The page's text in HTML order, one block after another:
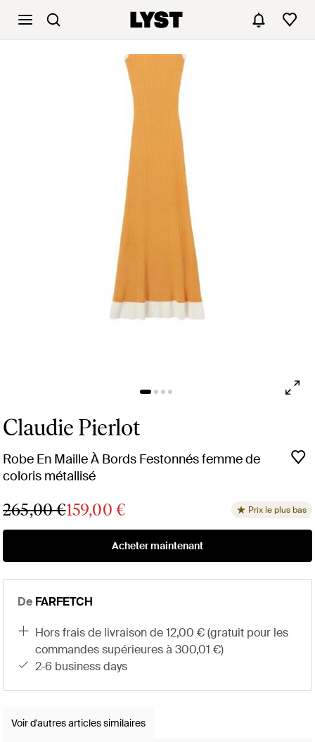
Claudie Pierlot
Robe En Maille À Bords Festonnés femme de
coloris métallisé
265,00 €159,00 € Prix le plus bas
Acheter maintenant
De FARFETCH
hors frais de livraison de 12,00 € (gratuit pour les
commandes supérieures à 300,01 €)
2-6 business days
Voir d'autres articles similaires